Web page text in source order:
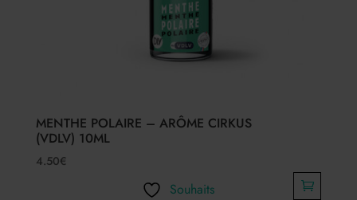
MENTHE POLAIRE – ARÔME CIRKUS
(VDLV) 10ML
4.50€
Souhaits